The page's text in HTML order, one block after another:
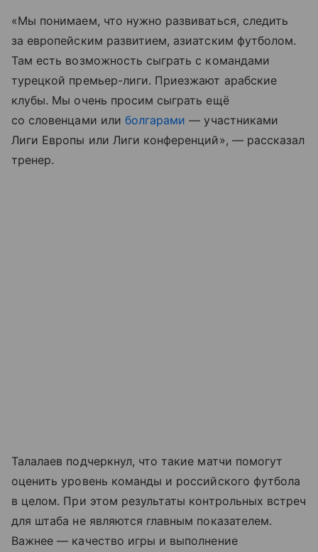
«Мы понимаем, что нужно развиваться, следить
за европейским развитием, азиатским футболом.
Там есть возможность сыграть с командами
турецкой премьер-лиги. Приезжают арабские
клубы. Мы очень просим сыграть ещё
со словенцами или болгарами — участниками
Лиги Европы или Лиги конференций», — рассказал
тренер.
Талалаев подчеркнул, что такие матчи помогут
оценить уровень команды и российского футбола
в целом. При этом результаты контрольных встреч
для штаба не являются главным показателем.
Важнее — качество игры и выполнение